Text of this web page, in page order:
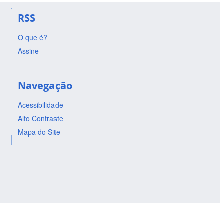
RSS
O que é?
Assine
Navegação
Acessibilidade
Alto Contraste
Mapa do Site